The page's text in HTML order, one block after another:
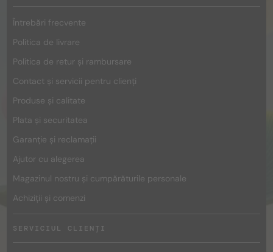
Întrebări frecvente
Politica de livrare
Politica de retur și rambursare
Contact și servicii pentru clienți
Produse și calitate
Plata și securitatea
Garanție și reclamații
Ajutor cu alegerea
Magazinul nostru și cumpărăturile personale
Achiziții și comenzi
SERVICIUL CLIENȚI